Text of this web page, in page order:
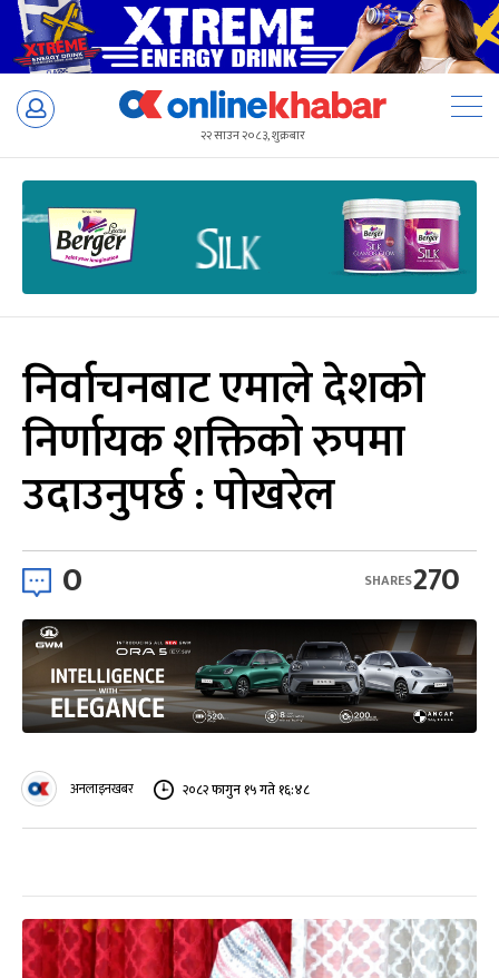
Skip
२२ साउन २०८३, शुक्रबार
निर्वाचनबाट एमाले देशको
निर्णायक शक्तिको रुपमा
उदाउनुपर्छ : पोखरेल
0 270
SHARES
अनलाइनखबर २०८२ फागुन १५ गते १६:४८